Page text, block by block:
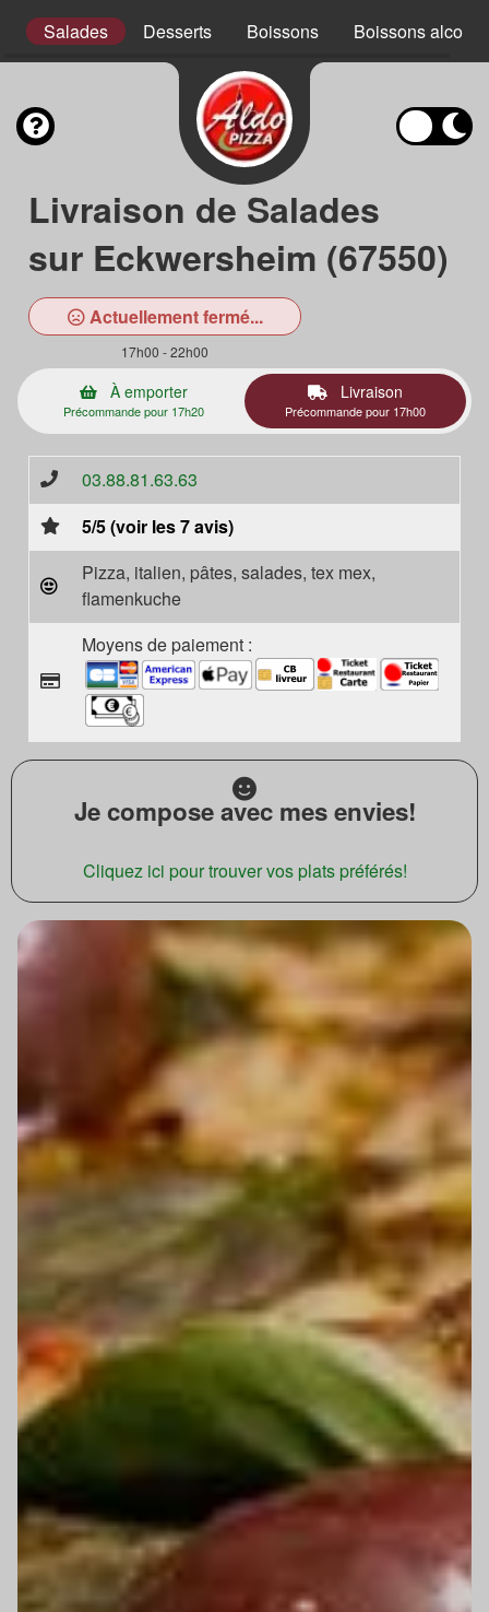
Salades Desserts Boissons Boissons
Livraison de Salades
sur Eckwersheim (67550)
Actuellement fermé...
17h00 - 22h00
À emporter
Précommande pour 17h20
Livraison
Précommande pour 17h00
03.88.81.63.63
5/5 (voir les 7 avis)
Pizza, italien, pâtes, salades, tex mex,
flamenkuche
Moyens de paiement :
Je compose avec mes envies!
Cliquez ici pour trouver vos plats préférés!